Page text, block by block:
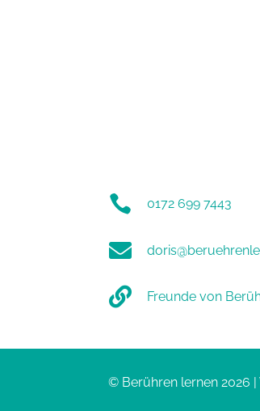
 0172 699 7443

 Freunde von
© Berühren lernen 2026